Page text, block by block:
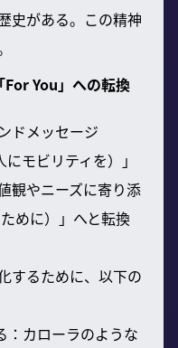
史がある。この精神
You」への転換
ドメッセージ
モビリティを）」
観やニーズに寄り添
めに）」へと転換
するために、以下の
：カローラのような